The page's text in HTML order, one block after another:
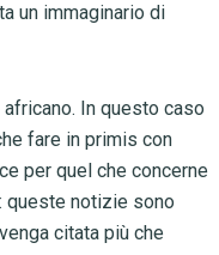
un immaginario di
In questo caso
fare in primis con
per quel che concerne
queste notizie sono
citata più che